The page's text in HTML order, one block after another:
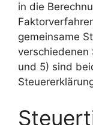
in die
gemeinsame
verschiedenen
und 5) sind